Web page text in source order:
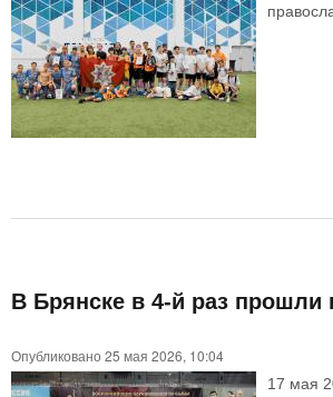
В Брянске в 4-й раз прошли
Опубликовано 25 мая 2026, 10:04
17 мая